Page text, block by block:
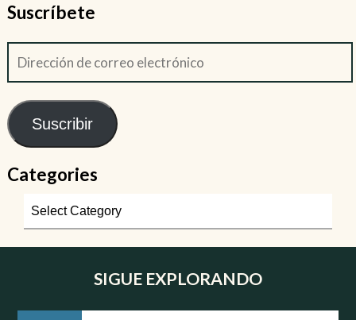
Suscríbete
Suscribir
Categories
SIGUE EXPLORANDO